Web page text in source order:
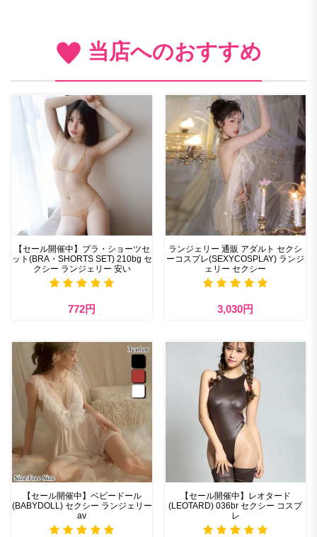
当店へのおすすめ
【セール開催中】ブラ・ショーツセ
ット(BRA・SHORTS SET) 210bg セ
クシー ランジェリー 安い
772円
ランジェリー 通販 アダルト セクシ
ーコスプレ(SEXYCOSPLAY) ランジ
ェリー セクシー
3,030円
【セール開催中】ベビードール
(BABYDOLL) セクシー ランジェリー
av
【セール開催中】レオタード
(LEOTARD) 036br セクシー コスプ
レ